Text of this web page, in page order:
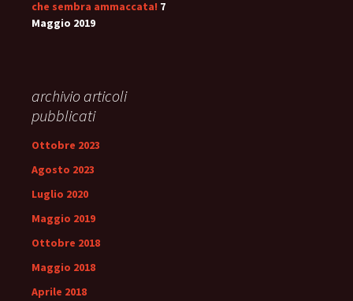
che sembra ammaccata! 7
Maggio 2019
archivio articoli
pubblicati
Ottobre 2023
Agosto 2023
Luglio 2020
Maggio 2019
Ottobre 2018
Maggio 2018
Aprile 2018